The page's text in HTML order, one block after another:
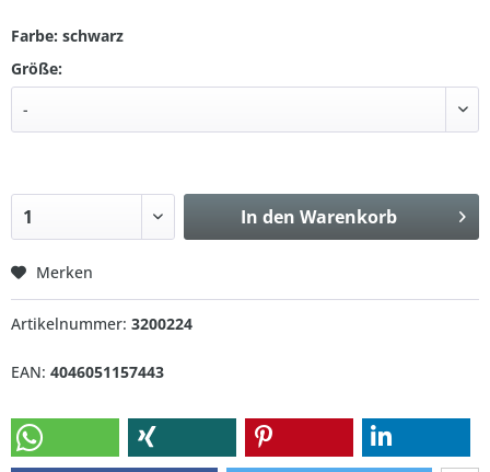
Farbe: schwarz
Größe:
In den Warenkorb
Merken
Artikelnummer: 3200224
EAN: 4046051157443